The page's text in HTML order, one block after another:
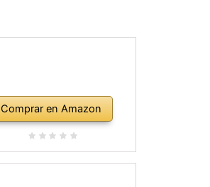
Comprar en Amazon